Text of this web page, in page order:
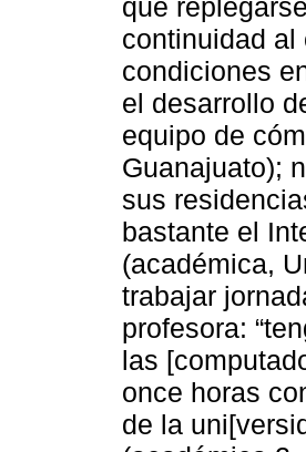
que
continuidad
condiciones
el desarrollo
equipo de
Guanajuato);
sus
bastante el
(académica,
trabajar
profesora:
las
once horas
de la